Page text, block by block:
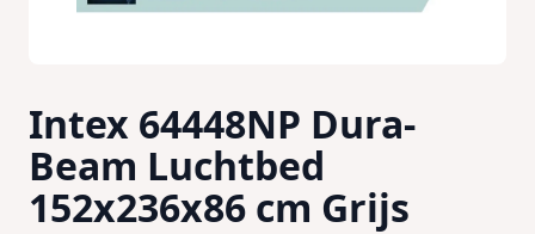
Intex 64448NP Dura-
Beam Luchtbed
152x236x86 cm Grijs